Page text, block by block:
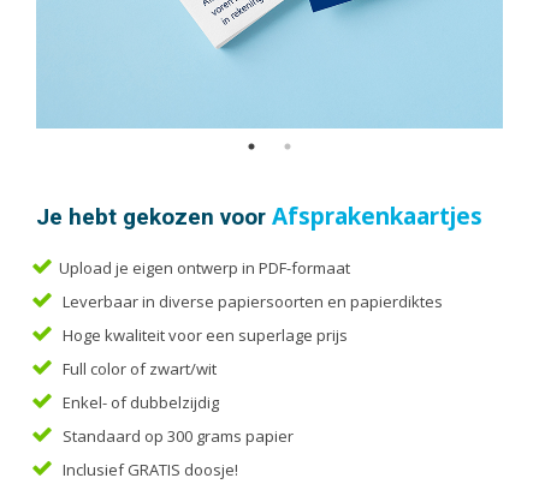
Notitieblokken
Portfolio
Posters
Programmaboekjes
Rapporten/Verslagen
Rouwkaarten
Scripties
Trouwkaarten
Je hebt gekozen voorAfsprakenkaartjes
Upload je eigen ontwerp in PDF-formaat
Leverbaar in diverse papiersoorten en papierdiktes
Hoge kwaliteit voor een superlage prijs
Full color of zwart/wit
Enkel- of dubbelzijdig
Standaard op 300 grams papier
Inclusief GRATIS doosje!